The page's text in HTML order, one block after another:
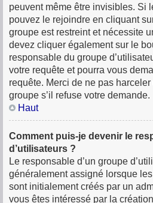
peuvent même être invisibles. Si
pouvez le rejoindre en cliquant
groupe est restreint et nécessite
devez cliquer également sur le
responsable du groupe
votre requête et pourra vous
requête. Merci de ne pas
groupe s’il refuse votre demande.
Haut
Comment puis-je devenir le
d’utilisateurs ?
Le responsable d’un groupe
généralement assigné lorsque
sont initialement créés par un
vous êtes intéressé par la